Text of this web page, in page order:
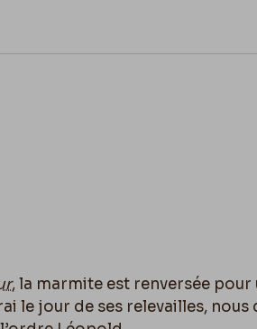
Apostille
, la marmite est renversée pour
le jour de ses relevailles,